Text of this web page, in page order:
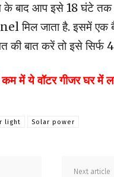
के बाद आप इसे 18 घंटे
जाता है. इसमें एक
की बात करें तो इसे
ये वॉटर गीजर घर में
light Solar power
Next article